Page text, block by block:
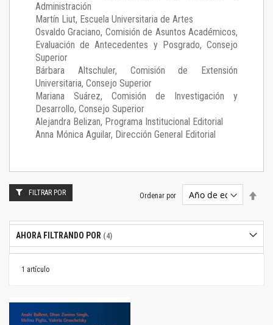
Administración
Martín Liut, Escuela Universitaria de Artes
Osvaldo Graciano, Comisión de Asuntos Académicos,
Evaluación de Antecedentes y Posgrado, Consejo
Superior
Bárbara Altschuler, Comisión de Extensión
Universitaria, Consejo Superior
Mariana Suárez, Comisión de Investigación y
Desarrollo, Consejo Superior
Alejandra Belizan, Programa Institucional Editorial
Anna Mónica Aguilar, Dirección General Editorial
1 artículo
Ordenar por
FILTRAR POR
AHORA FILTRANDO POR